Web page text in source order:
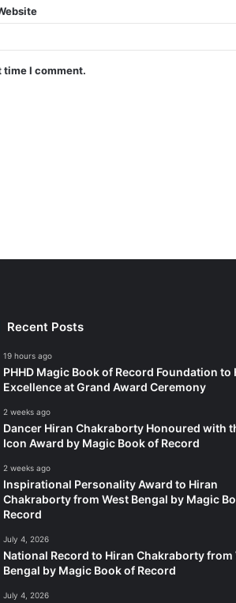
time I comment.
Recent Posts
19 hours ago
PHHD Magic Book of Record Foundation to
Excellence at Grand Award Ceremony
2 weeks ago
Dancer Hiran Chakraborty Honoured with
Icon Award by Magic Book of Record
2 weeks ago
Inspirational Personality Award to Hiran
Chakraborty from West Bengal by Magic
Record
July 4, 2026
National Record to Hiran Chakraborty from
Bengal by Magic Book of Record
July 4, 2026